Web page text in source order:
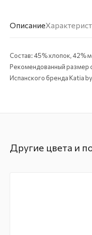
Описание
Состав: 45% хлопок, 42%
Рекомендованный размер
Испанского бренда Katia
Другие цвета и